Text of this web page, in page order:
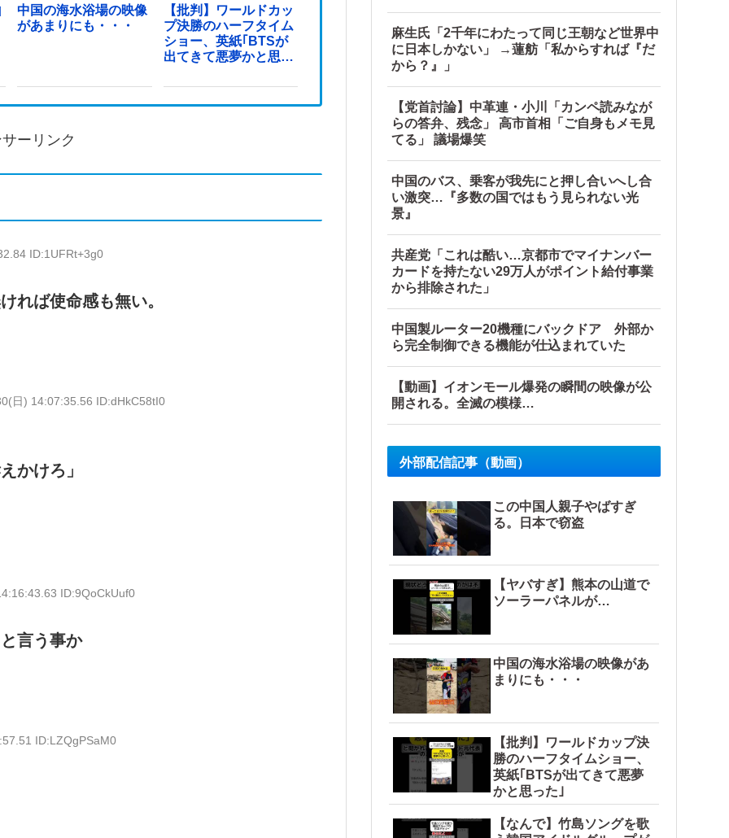
中国の海水浴場の映像
があまりにも・・・
【批判】ワールドカッ
プ決勝のハーフタイム
ショー、英紙｢BTSが
出てきて悪夢かと思っ
ーリンク
ID:1UFRt+3g0
れば使命感も無い。
日) 14:07:35.56 ID:dHkC58tI0
かけろ」
ID:9QoCkUuf0
言う事か
ID:LZQgPSaM0
麻生氏「2千年にわたって同じ王朝など世界中
に日本しかない」 →蓮舫「私からすれば『だ
から？』」
【党首討論】中革連・小川「カンペ読みなが
らの答弁、残念」 高市首相「ご自身もメモ見
てる」 議場爆笑
中国のバス、乗客が我先にと押し合いへし合
い激突…『多数の国ではもう見られない光
景』
共産党「これは酷い…京都市でマイナンバー
カードを持たない29万人がポイント給付事業
から排除された」
中国製ルーター20機種にバックドア 外部か
ら完全制御できる機能が仕込まれていた
【動画】イオンモール爆発の瞬間の映像が公
開される。全滅の模様…
外部配信記事（動画）
この中国人親子やばすぎ
る。日本で窃盗
【ヤバすぎ】熊本の山道で
ソーラーパネルが…
中国の海水浴場の映像があ
まりにも・・・
【批判】ワールドカップ決
勝のハーフタイムショー、
英紙｢BTSが出てきて悪夢
かと思った｣
【なんで】竹島ソングを歌